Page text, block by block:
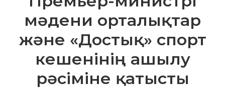
мәдени орталықтар
және «Достық» спорт
кешенінің ашылу
рәсіміне қатысты